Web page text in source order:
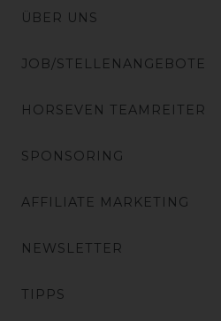
ÜBER UNS
JOB/STELLENANGEBOTE
HORSEVEN TEAMREITER
SPONSORING
AFFILIATE MARKETING
NEWSLETTER
TIPPS